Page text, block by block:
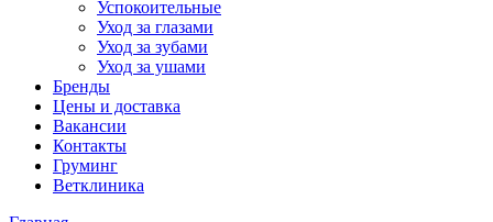
Успокоительные
Уход за глазами
Уход за зубами
Уход за ушами
Бренды
Цены и доставка
Вакансии
Контакты
Груминг
Ветклиника